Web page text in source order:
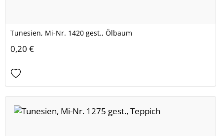
Tunesien, Mi-Nr. 1420 gest., Ölbaum
0,20 €